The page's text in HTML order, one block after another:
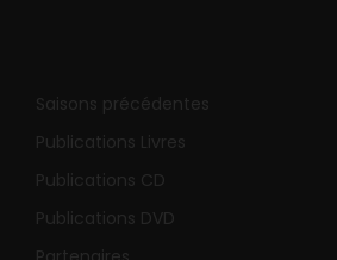
Saisons précédentes
Publications Livres
Publications CD
Publications DVD